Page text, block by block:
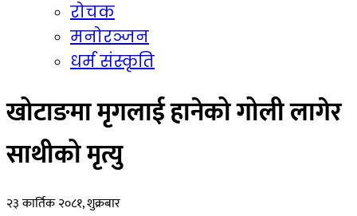
रोचक
मनोरञ्जन
धर्म संस्कृति
खोटाङमा मृगलाई हानेको गोली लागेर
साथीको मृत्यु
२३ कार्तिक २०८१, शुक्रबार